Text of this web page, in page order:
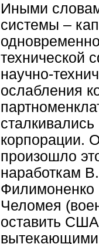
Иными
системы –
технической
научно-
ослабления
корпорации.
произошло
наработкам
Филимоненко
Челомея
оставить
вытекающими